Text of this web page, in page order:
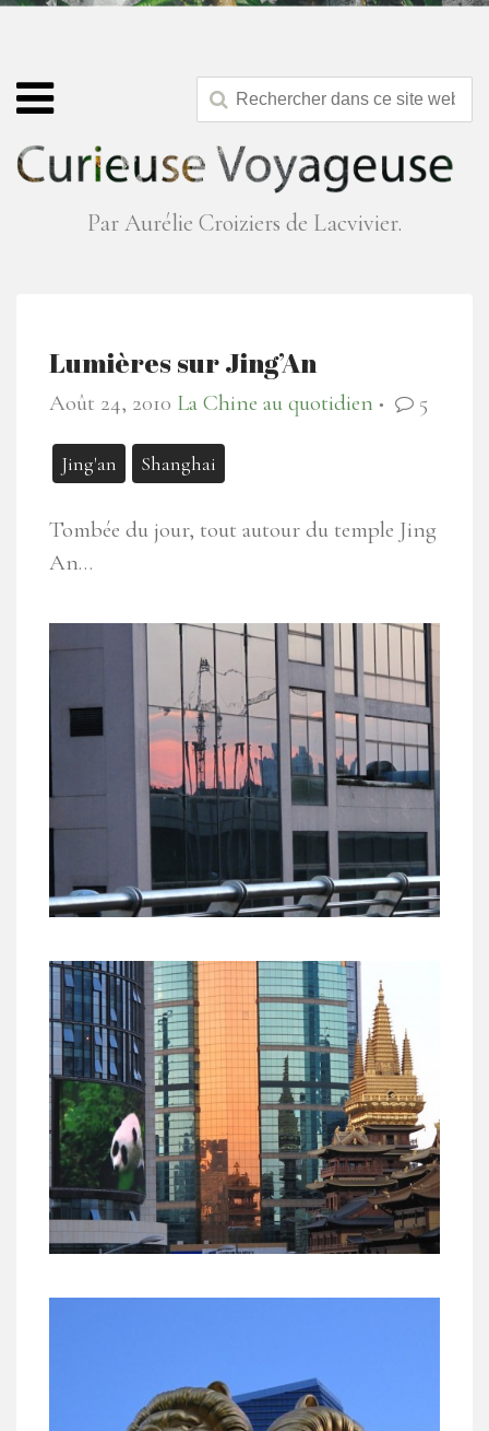
Par Aurélie Croiziers de Lacvivier.
Lumières sur Jing’An
Août 24, 2010 La Chine au quotidien ● 5
Jing'an Shanghai
Tombée du jour, tout autour du temple Jing
An…